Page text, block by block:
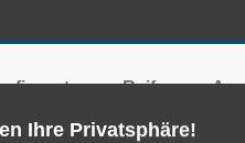
Ihre Privatsphäre!
Reifen